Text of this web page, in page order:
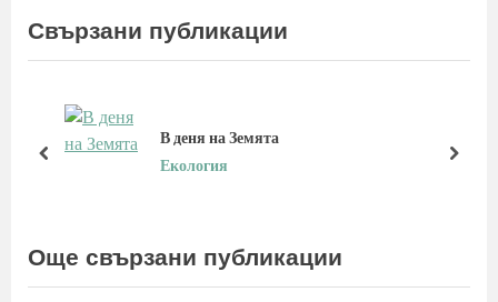
e
s
t
:
Свързани публикации
В деня на Земята
Екология
prev next
Още свързани публикации